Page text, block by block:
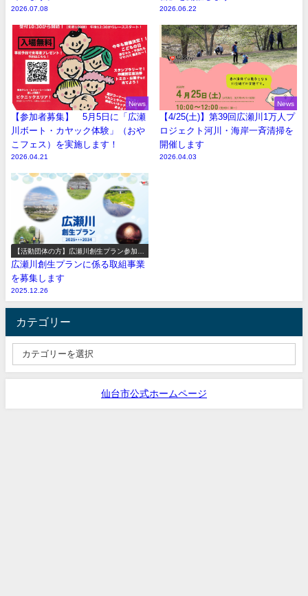
2026.07.08 2026.06.22
News
【参加者募集】 5月5日に「広瀬
川ボート・カヤック体験」（おや
こフェス）を実施します！
2026.04.21
News
【4/25(土)】第39回広瀬川1万人プ
ロジェクト河川・海岸一斉清掃を
開催します
2026.04.03
【活動団体の方】広瀬川創生プラン参加事
業の募集
広瀬川創生プランに係る取組事業
を募集します
2025.12.26
カテゴリー
仙台市公式ホームページ